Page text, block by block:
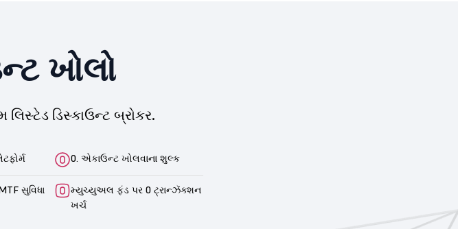
ખોલો
લિસ્ટેડ ડિસ્કાઉન્ટ બ્રોકર.
0. એકાઉન્ટ ખોલવાના શુલ્ક
સુવિધા
મ્યુચ્યુઅલ ફંડ પર 0 ટ્રાન્ઝૅક્શન
ખર્ચ